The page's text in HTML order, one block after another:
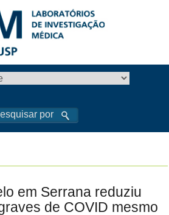
em Serrana reduziu
de COVID mesmo